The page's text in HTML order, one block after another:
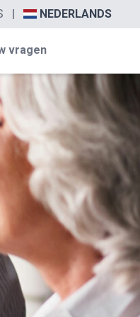
| NEDERLANDS
vragen